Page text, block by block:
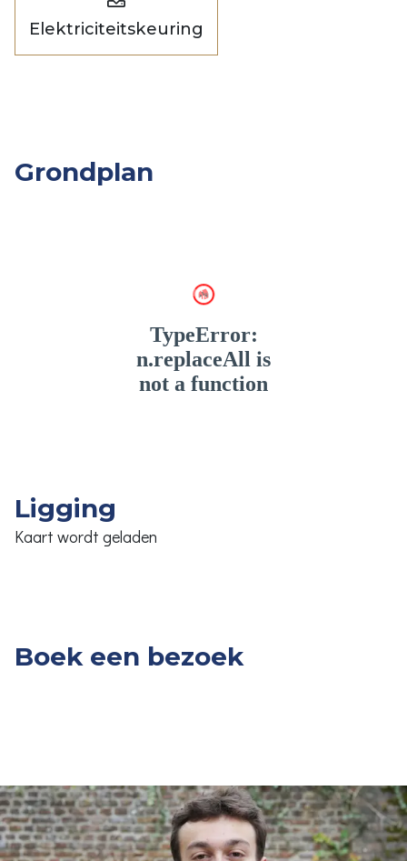
Elektriciteitskeuring
Grondplan
Ligging
Kaart wordt geladen
Boek een bezoek